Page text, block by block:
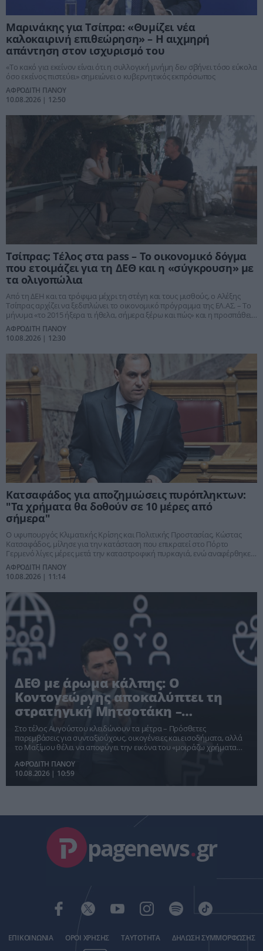
Μαρινάκης για Τσίπρα: «Θυμίζει νέα
καλοκαιρινή επιθεώρηση» – Η αιχμηρή
απάντηση στον ισχυρισμό του
«Το κακό για εκείνον είναι ότι η συλλογική μνήμη δεν σβήνει τόσο εύκολα
όσο εκείνος πιστεύει» σημειώνει ο κυβερνητικός εκπρόσωπος
ΑΦΡΟΔΙΤΗ ΠΑΝΟΥ
10.08.2026 | 12:50
Τσίπρας: Τέλος στα pass – Το οικονομικό δόγμα
που ετοιμάζει για τη ΔΕΘ και η «σύγκρουση» με
τα ολιγοπώλια
Από τη ΔΕΗ και τα τρόφιμα μέχρι τη στέγη και τους μισθούς, ο Αλέξης
Τσίπρας αρχίζει να ξεδιπλώνει το οικονομικό πρόγραμμα της ΕΛ.ΑΣ. – Το
μήνυμα «το 2015 ήξερα τι ήθελα, σήμερα ξέρω και πώς» και η προσπάθεια
να μετατρέψει την ακρίβεια στο κεντρικό πεδίο αντιπαράθεσης με τον
Κυριάκο Μητσοτάκη
ΑΦΡΟΔΙΤΗ ΠΑΝΟΥ
10.08.2026 | 12:30
Kατσαφάδος για αποζημιώσεις πυρόπληκτων:
"Τα χρήματα θα δοθούν σε 10 μέρες από
σήμερα"
Ο υφυπουργός Κλιματικής Κρίσης και Πολιτικής Προστασίας, Κώστας
Κατσαφάδος, μίλησε για την κατάσταση που επικρατεί στο Πόρτο
Γερμενό λίγες μέρες μετά την καταστροφική πυρκαγιά, ενώ αναφέρθηκε
και στη στήριξη των πληγέντων
ΑΦΡΟΔΙΤΗ ΠΑΝΟΥ
10.08.2026 | 11:14
ΔΕΘ με άρωμα κάλπης: Ο
Κοντογεώργης αποκαλύπτει τη
στρατηγική Μητσοτάκη –
«Προεκλογική, όχι παροχολογική»
Στο τέλος Αυγούστου κλειδώνουν τα μέτρα – Πρόσθετες
παρεμβάσεις για συνταξιούχους, οικογένειες και εισοδήματα, αλλά
το Μαξίμου θέλει να αποφύγει την εικόνα του «μοιράζω χρήματα
μάχης για το 2027
ΑΦΡΟΔΙΤΗ ΠΑΝΟΥ
10.08.2026 | 10:59
pagenews.gr
ΕΠΙΚΟΙΝΩΝΙΑ ΟΡΟΙ ΧΡΗΣΗΣ ΤΑΥΤΟΤΗΤΑ ΔΗΛΩΣΗ ΣΥΜΜΟΡΦΩΣΗΣ